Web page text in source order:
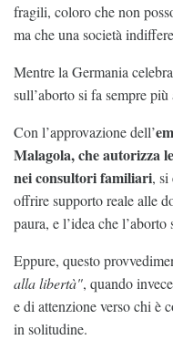
fragili, coloro che non
ma che una società
Mentre la Germania
sull’aborto si fa sempre più
Con l’approvazione dell’
Malagola, che autorizza
nei consultori familiari, si
offrire supporto reale alle
paura, e l’idea che l’aborto
Eppure, questo
alla libertà", quando
e di attenzione verso chi è
in solitudine.